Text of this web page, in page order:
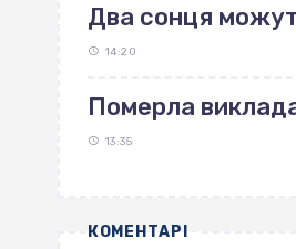
Два сонця
14:20
Померла
13:35
КОМЕНТАРІ